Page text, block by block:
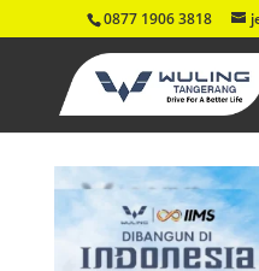
0877 1906 3818